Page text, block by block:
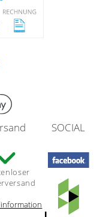
SOCIAL